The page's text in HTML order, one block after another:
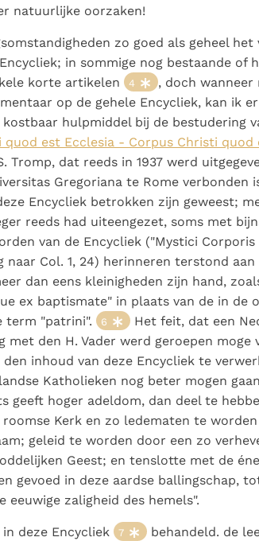
natuurlijke oorzaken!
zo goed als geheel het
in sommige nog bestaande of
korte artikelen
4
, doch wanneer
op de gehele Encycliek, kan ik
hulpmiddel bij de bestudering
quod est Ecclesia - Corpus Christi quod
Tromp, dat reeds in 1937 werd
Gregoriana te Rome verbonden
Encycliek betrokken zijn geweest;
reeds had uiteengezet, soms met
van de Encycliek ("Mystici
naar Col. 1, 24) herinneren terstond
dan eens kleinigheden zijn hand,
ex baptismate" in plaats van de in de
term "patrini".
6
Het feit, dat een
den H. Vader werd geroepen moge
inhoud van deze Encycliek te
Katholieken nog beter mogen
geeft hoger adeldom, dan deel te
Kerk en zo ledematen te
geleid te worden door een zo
Geest; en tenslotte met de
gevoed in deze aardse ballingschap,
eeuwige zaligheid des hemels".
deze Encycliek 7
behandeld. de